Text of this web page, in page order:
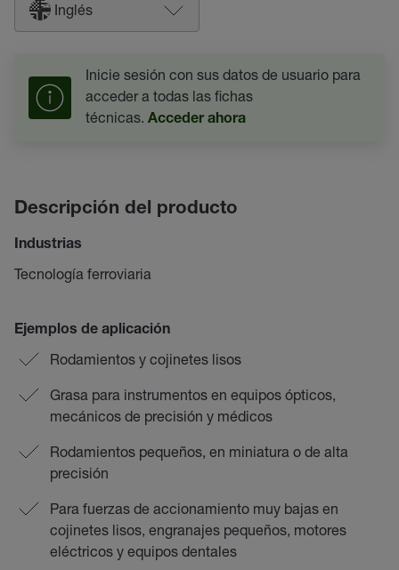
Inglés
Inicie sesión con sus datos de usuario para
acceder a todas las fichas
técnicas. Acceder ahora
Descripción del producto
Industrias
Tecnología ferroviaria
Ejemplos de aplicación
Rodamientos y cojinetes lisos
Grasa para instrumentos en equipos ópticos,
mecánicos de precisión y médicos
Rodamientos pequeños, en miniatura o de alta
precisión
Para fuerzas de accionamiento muy bajas en
cojinetes lisos, engranajes pequeños, motores
eléctricos y equipos dentales